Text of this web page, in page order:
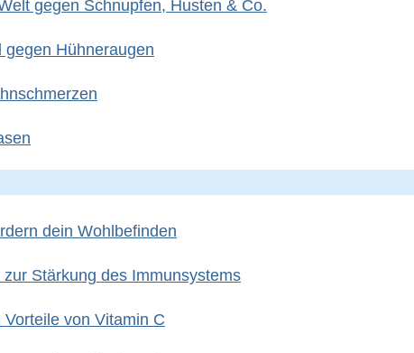
gegen Schnupfen, Husten & Co.
Hühneraugen
dein Wohlbefinden
Stärkung des Immunsystems
von Vitamin C